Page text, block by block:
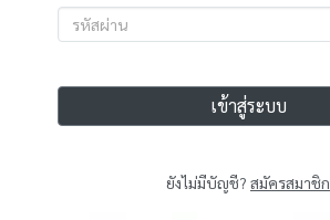
เข้าสู่ระบบ
ยังไม่มีบัญชี? สมัครสมาชิก